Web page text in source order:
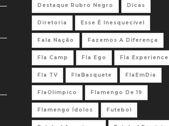
Destaque Rubro Negro Dicas
Diretoria Esse É Inesquecível
Fala Nação Fazemos A Diferença
Fla Camp Fla Ego Fla Experience
Fla TV FlaBasquete FlaEmDia
FlaOlímpico Flamengo De 19
Flamengo Ídolos Futebol